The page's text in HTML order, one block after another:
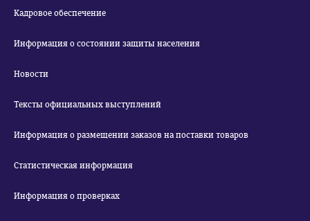
Кадровое обеспечение
Информация о состоянии защиты населения
Новости
Тексты официальных выступлений
Информация о размещении заказов на поставки товаров
Статистическая информация
Информация о проверках